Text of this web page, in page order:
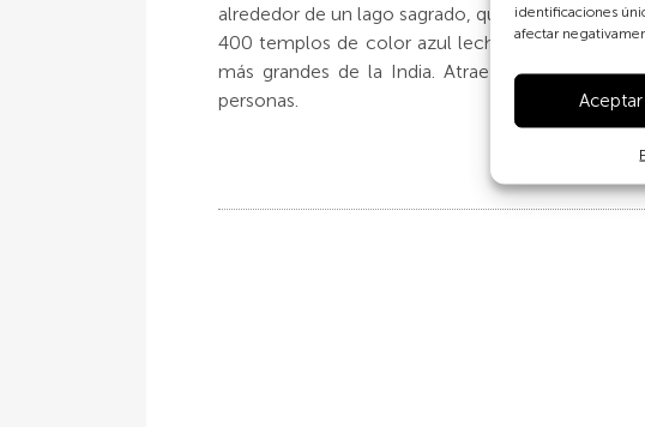
identificaciones
afectar
Aceptar
alrededor de un lago sagrado, que se dice que
400 templos de color azul lechoso. La ciudad
más grandes de la India. Atrae a un
personas.